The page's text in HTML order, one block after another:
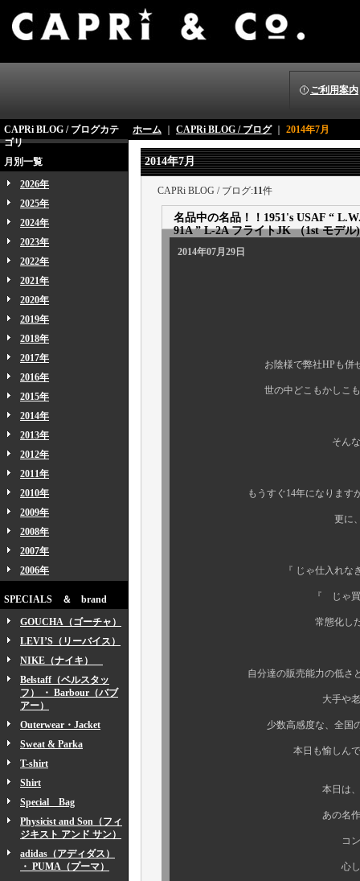
ご利用案内
CAPRi BLOG / ブログカテ
ゴリ
月別一覧
2026年
2025年
2024年
2023年
2022年
2021年
2020年
2019年
2018年
2017年
2016年
2015年
2014年
2013年
2012年
2011年
2010年
2009年
2008年
2007年
2006年
SPECIALS ＆ brand
GOUCHA（ゴーチャ）
LEVI’S（リーバイス）
NIKE（ナイキ）
Belstaff（ベルスタッ
フ） ・ Barbour（バブ
アー）
Outerwear・Jacket
Sweat & Parka
T-shirt
Shirt
Special Bag
Physicist and Son（フィ
ジキスト アンド サン）
adidas（アディダス）
・ PUMA（プーマ）
ホーム CAPRi BLOG / ブログ｜ 2014年7月
2014年7月
CAPRi BLOG / ブログ:11件
名品中の名品！！1951's USAF “
91A ” L-2A フライトJK （1st モデル
2014年07月29日
お陰様で弊社HPも併せて、凄
世の中どこもかしこもセール
そんな流れにウチは
もうすぐ14年になりますが、ウ
更に、セールをする
『 じゃ仕入れなきゃいいの
『 じゃ買い付けに行か
常態化したセールは、同
自分達の販売能力の低さと企画
大手や老舗ならまだし
少数高感度な、全国の 『 イン
本日も愉しんで頂きますの
本日は、極々僅少にし
あの名作、 “ L-2A フラ
コンディション、サ
心して、じっくりご